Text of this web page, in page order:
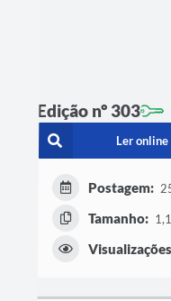
Edição nº 303
Ler online
Postagem:
Tamanho: